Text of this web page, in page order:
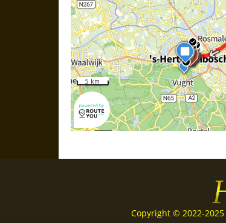
Copyright © 2022-2025